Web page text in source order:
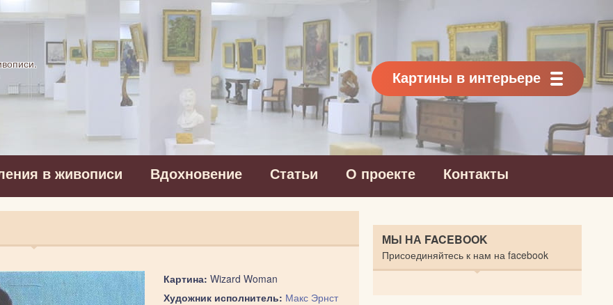
галерея
Картины в интерьере
в живописи Вдохновение Статьи О проекте Контакты
Картина: Wizard Woman
Художник исполнитель: Макс Эрнст
МЫ НА FACEBOOK
Присоединяйтесь к нам на facebook